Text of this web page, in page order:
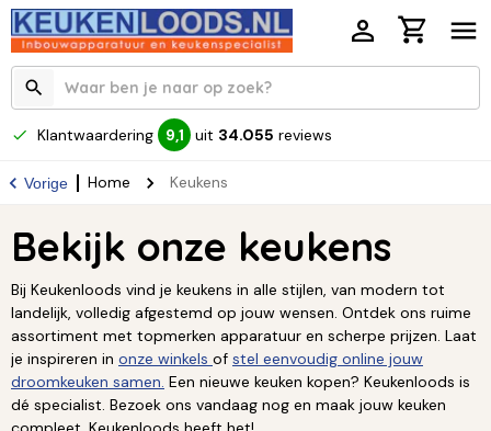
Klantwaardering 9,1 uit 34.055 reviews
Vorige Home Keukens
Bekijk onze keukens
Bij Keukenloods vind je keukens in alle stijlen, van modern tot
landelijk, volledig afgestemd op jouw wensen. Ontdek ons ruime
assortiment met topmerken apparatuur en scherpe prijzen. Laat
je inspireren in onze winkels of stel eenvoudig online jouw
droomkeuken samen. Een nieuwe keuken kopen? Keukenloods is
dé specialist. Bezoek ons vandaag nog en maak jouw keuken